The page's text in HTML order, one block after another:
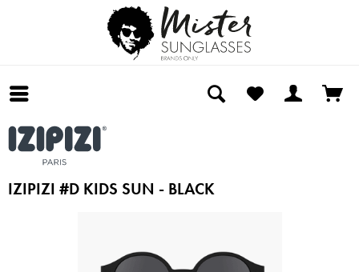
IZIPIZI #D KIDS SUN - BLACK